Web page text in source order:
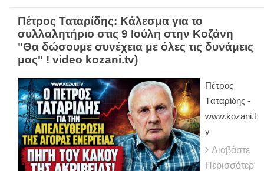
Πέτρος Ταταρίδης: Κάλεσμα για το
συλλαλητήριο στις 9 Ιούλη στην Κοζάνη
"Θα δώσουμε συνέχεια με όλες τις δυνάμεις
μας" ! video kozani.tv)
Πέτρος
Tαταρίδης -
www.kozani.t
v
Διαβάστε
Περισσότερ